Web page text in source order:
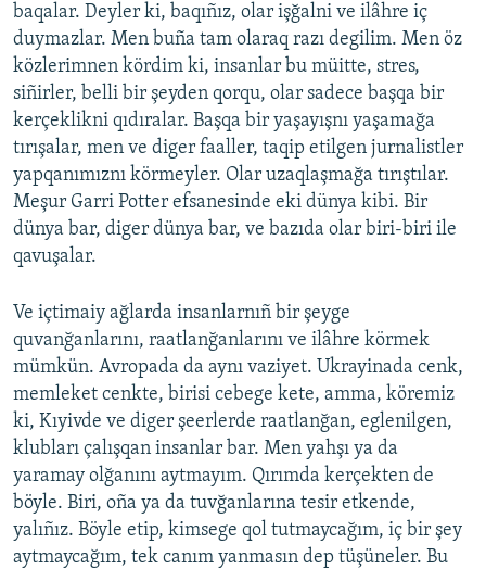
baqalar. Deyler ki, baqıñız, olar işğalni ve ilâhre iç
duymazlar. Men buña tam olaraq razı degilim. Men öz
közlerimnen kördim ki, insanlar bu müitte, stres,
siñirler, belli bir şeyden qorqu, olar sadece başqa bir
kerçeklikni qıdıralar. Başqa bir yaşayışnı yaşamağa
tırışalar, men ve diger faaller, taqip etilgen jurnalistler
yapqanımıznı körmeyler. Olar uzaqlaşmağa tırıştılar.
Meşur Garri Potter efsanesinde eki dünya kibi. Bir
dünya bar, diger dünya bar, ve bazıda olar biri-biri ile
qavuşalar.
Ve içtimaiy ağlarda insanlarnıñ bir şeyge
quvanğanlarını, raatlanğanlarını ve ilâhre körmek
mümkün. Avropada da aynı vaziyet. Ukrayinada cenk,
memleket cenkte, birisi cebege kete, amma, köremiz
ki, Kıyivde ve diger şeerlerde raatlanğan, eglenilgen,
klubları çalışqan insanlar bar. Men yahşı ya da
yaramay olğanını aytmayım. Qırımda kerçekten de
böyle. Biri, oña ya da tuvğanlarına tesir etkende,
yalıñız. Böyle etip, kimsege qol tutmaycağım, iç bir şey
aytmaycağım, tek canım yanmasın dep tüşüneler. Bu